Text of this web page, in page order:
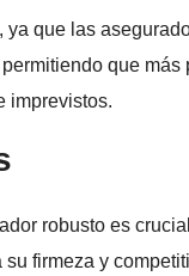
que las
que
imprevistos.
robusto es
firmeza y